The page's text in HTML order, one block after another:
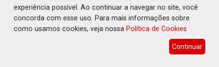
Bandeirantes e Vista Alegre buscam eleger
lideranças locais visando a emancipação
experiência possível. Ao continuar a navegar no site, você
concorda com esse uso. Para mais informações sobre
como usamos cookies, veja nossa Política de Cookies
Continuar